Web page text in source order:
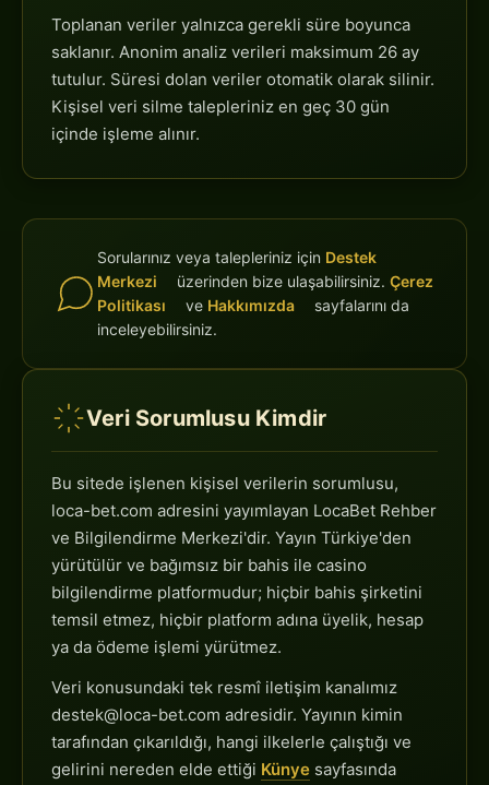
Toplanan veriler yalnızca gerekli süre boyunca
saklanır. Anonim analiz verileri maksimum 26 ay
tutulur. Süresi dolan veriler otomatik olarak silinir.
Kişisel veri silme talepleriniz en geç 30 gün
içinde işleme alınır.
Sorularınız veya talepleriniz için Destek
Merkezi
üzerinden bize ulaşabilirsiniz. Çerez
Politikası
ve Hakkımızda
sayfalarını da
inceleyebilirsiniz.
Veri Sorumlusu Kimdir
Bu sitede işlenen kişisel verilerin sorumlusu,
loca-bet.com adresini yayımlayan LocaBet Rehber
ve Bilgilendirme Merkezi'dir. Yayın Türkiye'den
yürütülür ve bağımsız bir bahis ile casino
bilgilendirme platformudur; hiçbir bahis şirketini
temsil etmez, hiçbir platform adına üyelik, hesap
ya da ödeme işlemi yürütmez.
Veri konusundaki tek resmî iletişim kanalımız
destek@loca-bet.com adresidir. Yayının kimin
tarafından çıkarıldığı, hangi ilkelerle çalıştığı ve
gelirini nereden elde ettiği Künye sayfasında